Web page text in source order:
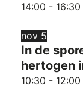
14:00 - 16:30
nov 5
In de
hertogen
10:30 - 12:00